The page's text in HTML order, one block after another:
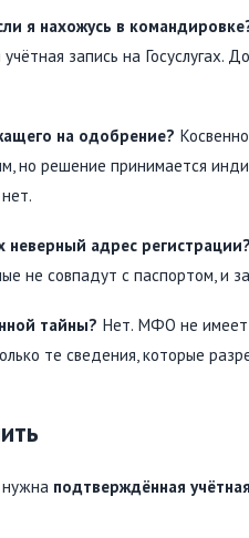
я нахожусь в
запись на Госуслугах.
на одобрение?
но решение принимается
неверный адрес
не совпадут с паспортом, и
тайны? Нет. МФО не имеет
те сведения, которые
нужна подтверждённая